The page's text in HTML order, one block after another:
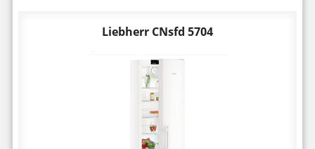
Liebherr CNsfd 5704